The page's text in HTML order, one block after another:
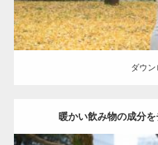
ダウン
暖かい飲み物の成分